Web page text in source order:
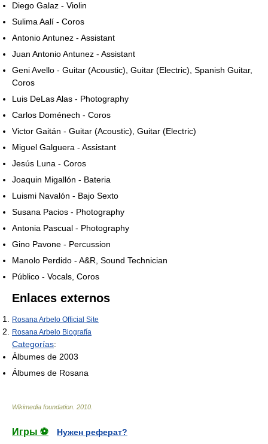
Diego Galaz - Violin
Sulima Aalí - Coros
Antonio Antunez - Assistant
Juan Antonio Antunez - Assistant
Geni Avello - Guitar (Acoustic), Guitar (Electric), Spanish Guitar,
Coros
Luis DeLas Alas - Photography
Carlos Doménech - Coros
Victor Gaitán - Guitar (Acoustic), Guitar (Electric)
Miguel Galguera - Assistant
Jesús Luna - Coros
Joaquin Migallón - Bateria
Luismi Navalón - Bajo Sexto
Susana Pacios - Photography
Antonia Pascual - Photography
Gino Pavone - Percussion
Manolo Perdido - A&R, Sound Technician
Público - Vocals, Coros
Enlaces externos
Rosana Arbelo Official Site
Rosana Arbelo Biografía
Categorías:
Álbumes de 2003
Álbumes de Rosana
Wikimedia foundation 2010
Игры ⚽
Нужен реферат?